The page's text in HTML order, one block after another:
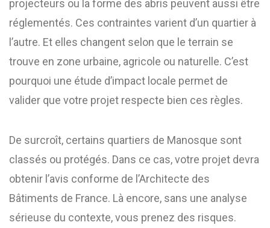
projecteurs ou la forme des abris peuvent aussi être
réglementés. Ces contraintes varient d’un quartier à
l’autre. Et elles changent selon que le terrain se
trouve en zone urbaine, agricole ou naturelle. C’est
pourquoi une étude d’impact locale permet de
valider que votre projet respecte bien ces règles.
De surcroît, certains quartiers de Manosque sont
classés ou protégés. Dans ce cas, votre projet devra
obtenir l’avis conforme de l’Architecte des
Bâtiments de France. Là encore, sans une analyse
sérieuse du contexte, vous prenez des risques.